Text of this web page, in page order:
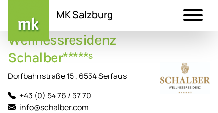
Inhalt
MK Salzburg
Wellnessresidenz
Schalber*****ˢ
Dorfbahnstraße 15 , 6534 Serfaus
+43 (0) 54 76 / 67 70
info@schalber.com